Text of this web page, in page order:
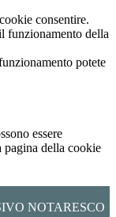
consentire.
funzionamento della
potete
essere
pagina della cookie
NOTARESCO